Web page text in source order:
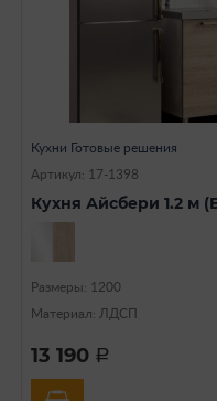
Кухни Готовые решения
Артикул: 17-1398
Кухня Айсбери 1.2 м
Размеры: 1200
Материал: ЛДСП
13 190 a